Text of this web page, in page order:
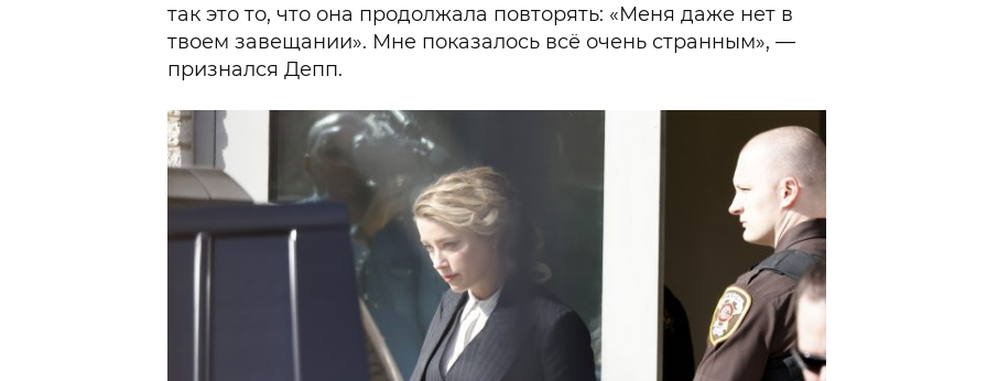
так это то, что она продолжала повторять: «Меня даже нет в
твоем завещании». Мне показалось всё очень странным», —
признался Депп.